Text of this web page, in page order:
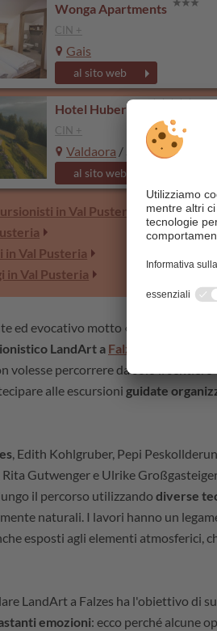
Wonga Apartments
CIN +
Gais
al sito web
Hotel Hubertus
CIN +
Valdaora / Sorafurcia
al sito web
in Val Pusteria
Val Pusteria
in Val Pusteria
ed evocativo motto «Arte dentro la
LandArt a Falzes
volesse percorrere da solo il sentiero
alle escursioni guidate
, Edith Kohlgruber, Pepi
Rita Gutwenger e Ulrike
il percorso utilizzando diverse
naturali. I lavori hanno un
esposti agli elementi atmosferici,
LandArt a Falzes ha l'obiettivo di
emozioni: ecco perché alcune